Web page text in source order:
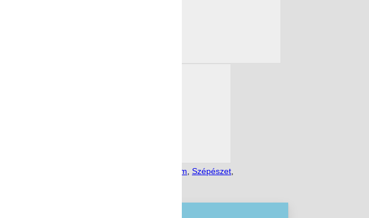
SzentBazilTechnikum Szépészet